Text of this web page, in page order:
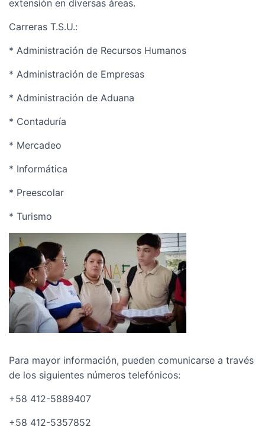
extensión en diversas áreas.
Carreras T.S.U.:
* Administración de Recursos Humanos
* Administración de Empresas
* Administración de Aduana
* Contaduría
* Mercadeo
* Informática
* Preescolar
* Turismo
Para mayor información, pueden comunicarse a través
de los siguientes números telefónicos:
+58 412-5889407
+58 412-5357852